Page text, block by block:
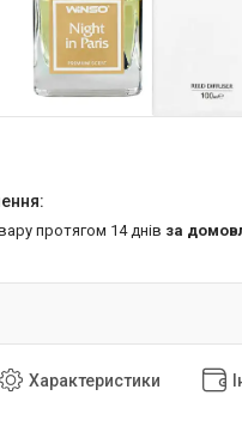
протягом 14 днів за
Характеристики